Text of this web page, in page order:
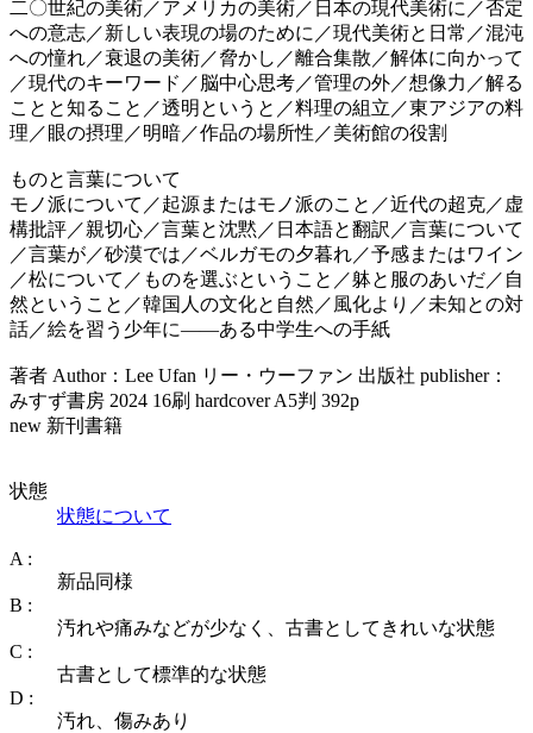
二〇世紀の美術／アメリカの美術／日本の現代美術に／否定
への意志／新しい表現の場のために／現代美術と日常／混沌
への憧れ／衰退の美術／脅かし／離合集散／解体に向かって
／現代のキーワード／脳中心思考／管理の外／想像力／解る
ことと知ること／透明というと／料理の組立／東アジアの料
理／眼の摂理／明暗／作品の場所性／美術館の役割
ものと言葉について
モノ派について／起源またはモノ派のこと／近代の超克／虚
構批評／親切心／言葉と沈黙／日本語と翻訳／言葉について
／言葉が／砂漠では／ベルガモの夕暮れ／予感またはワイン
／松について／ものを選ぶということ／躰と服のあいだ／自
然ということ／韓国人の文化と自然／風化より／未知との対
話／絵を習う少年に——ある中学生への手紙
著者 Author：Lee Ufan リー・ウーファン 出版社 publisher：
みすず書房 2024 16刷 hardcover A5判 392p
new 新刊書籍
状態
状態について
A :
新品同様
B :
汚れや痛みなどが少なく、古書としてきれいな状態
C :
古書として標準的な状態
D :
汚れ、傷みあり